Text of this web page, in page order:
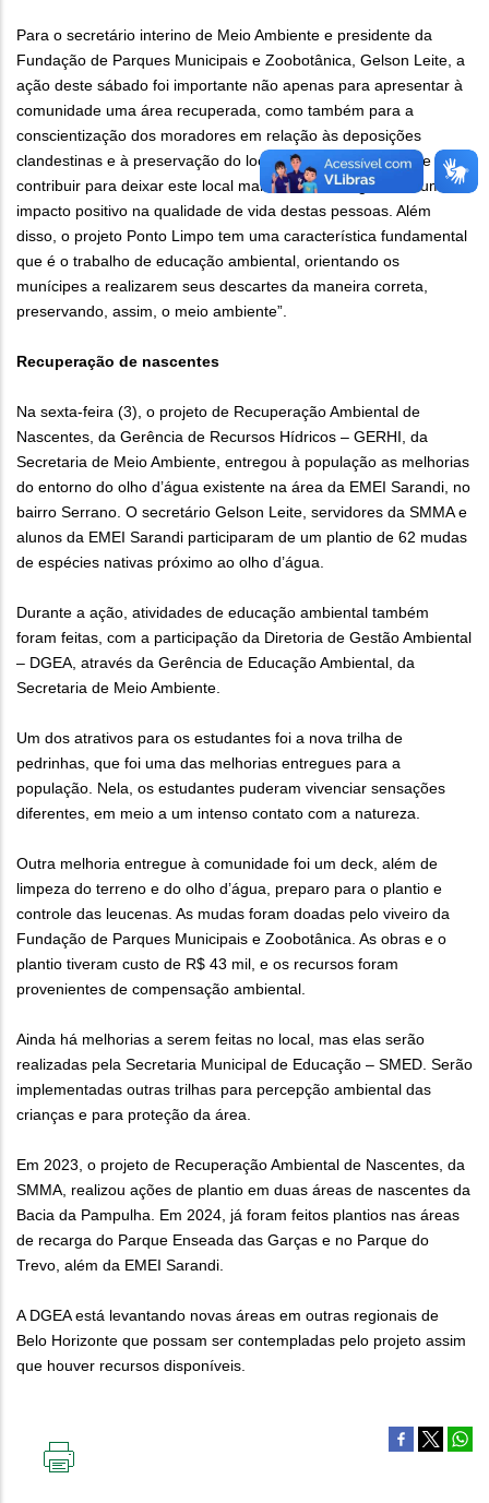
Para o secretário interino de Meio Ambiente e presidente da
Fundação de Parques Municipais e Zoobotânica, Gelson Leite, a
ação deste sábado foi importante não apenas para apresentar à
comunidade uma área recuperada, como também para a
conscientização dos moradores em relação às deposições
clandestinas e à preservação do local. “Esse plantio de hoje irá
contribuir para deixar este local mais arborizado, gerando um
impacto positivo na qualidade de vida destas pessoas. Além
disso, o projeto Ponto Limpo tem uma característica fundamental
que é o trabalho de educação ambiental, orientando os
munícipes a realizarem seus descartes da maneira correta,
preservando, assim, o meio ambiente”.
Recuperação de nascentes
Na sexta-feira (3), o projeto de Recuperação Ambiental de
Nascentes, da Gerência de Recursos Hídricos – GERHI, da
Secretaria de Meio Ambiente, entregou à população as melhorias
do entorno do olho d’água existente na área da EMEI Sarandi, no
bairro Serrano. O secretário Gelson Leite, servidores da SMMA e
alunos da EMEI Sarandi participaram de um plantio de 62 mudas
de espécies nativas próximo ao olho d’água.
Durante a ação, atividades de educação ambiental também
foram feitas, com a participação da Diretoria de Gestão Ambiental
– DGEA, através da Gerência de Educação Ambiental, da
Secretaria de Meio Ambiente.
Um dos atrativos para os estudantes foi a nova trilha de
pedrinhas, que foi uma das melhorias entregues para a
população. Nela, os estudantes puderam vivenciar sensações
diferentes, em meio a um intenso contato com a natureza.
Outra melhoria entregue à comunidade foi um deck, além de
limpeza do terreno e do olho d’água, preparo para o plantio e
controle das leucenas. As mudas foram doadas pelo viveiro da
Fundação de Parques Municipais e Zoobotânica. As obras e o
plantio tiveram custo de R$ 43 mil, e os recursos foram
provenientes de compensação ambiental.
Ainda há melhorias a serem feitas no local, mas elas serão
realizadas pela Secretaria Municipal de Educação – SMED. Serão
implementadas outras trilhas para percepção ambiental das
crianças e para proteção da área.
Em 2023, o projeto de Recuperação Ambiental de Nascentes, da
SMMA, realizou ações de plantio em duas áreas de nascentes da
Bacia da Pampulha. Em 2024, já foram feitos plantios nas áreas
de recarga do Parque Enseada das Garças e no Parque do
Trevo, além da EMEI Sarandi.
A DGEA está levantando novas áreas em outras regionais de
Belo Horizonte que possam ser contempladas pelo projeto assim
que houver recursos disponíveis.